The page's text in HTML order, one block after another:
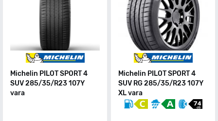
Michelin PILOT SPORT 4
SUV 285/35/R23 107Y
vara
Michelin PILOT SPORT 4
SUV RG 285/35/R23 107Y
XL vara